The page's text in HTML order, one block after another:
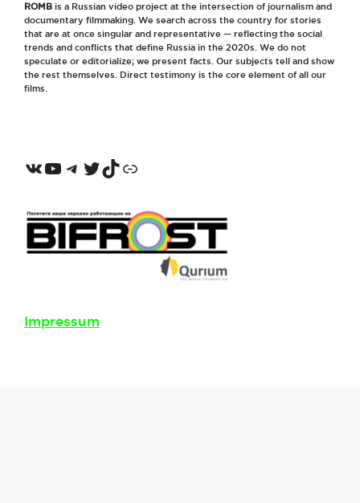
ROMB is a Russian video project at the intersection of journalism and
documentary filmmaking. We search across the country for stories
that are at once singular and representative — reflecting the social
trends and conflicts that define Russia in the 2020s. We do not
speculate or editorialize; we present facts. Our subjects tell and show
the rest themselves. Direct testimony is the core element of all our
films.
VKontakte
YouTube
Telegram
Twitter
TikTok
Odnoklassniki
Impressum